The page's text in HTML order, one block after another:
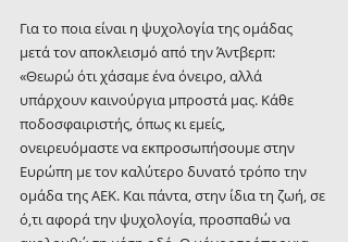
Για το ποια είναι η ψυχολογία της ομάδας
μετά τον αποκλεισμό από την Άντβερπ:
«Θεωρώ ότι χάσαμε ένα όνειρο, αλλά
υπάρχουν καινούργια μπροστά μας. Κάθε
ποδοσφαιριστής, όπως κι εμείς,
ονειρευόμαστε να εκπροσωπήσουμε στην
Ευρώπη με τον καλύτερο δυνατό τρόπο την
ομάδα της ΑΕΚ. Και πάντα, στην ίδια τη ζωή, σε
ό,τι αφορά την ψυχολογία, προσπαθώ να